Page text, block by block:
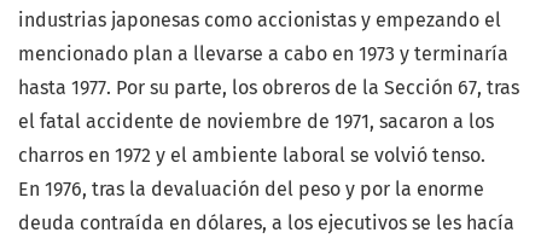
industrias japonesas como accionistas y empezando el
mencionado plan a llevarse a cabo en 1973 y terminaría
hasta 1977. Por su parte, los obreros de la Sección 67, tras
el fatal accidente de noviembre de 1971, sacaron a los
charros en 1972 y el ambiente laboral se volvió tenso.
En 1976, tras la devaluación del peso y por la enorme
deuda contraída en dólares, a los ejecutivos se les hacía